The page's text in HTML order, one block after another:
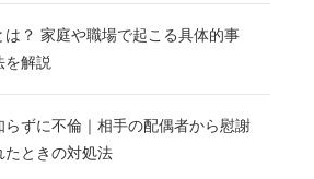
は？ 家庭や職場で起こる具体的事
を解説
らずに不倫｜相手の配偶者から慰謝
たときの対処法